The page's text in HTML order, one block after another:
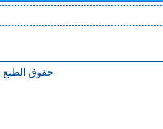
حقوق الطبع